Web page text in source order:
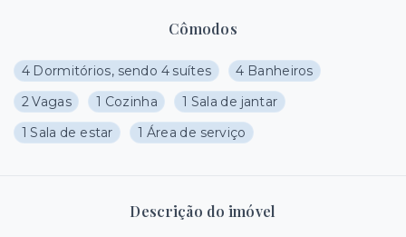
Cômodos
4 Dormitórios, sendo 4 suítes
4 Banheiros
2 Vagas
1 Cozinha
1 Sala de jantar
1 Sala de estar
1 Área de serviço
Descrição do imóvel